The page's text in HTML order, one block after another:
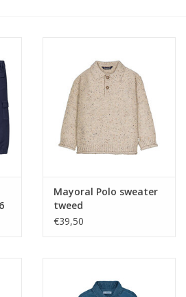
Mayoral Polo sweater
tweed
€39,50